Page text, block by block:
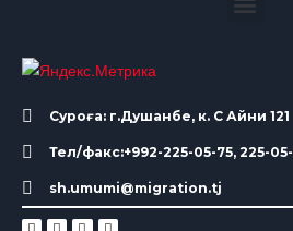
Суроға: г.Душанбе, к. С Айни 121
Тел/факс:+992-225-05-75, 225-
sh.umumi@migration.tj